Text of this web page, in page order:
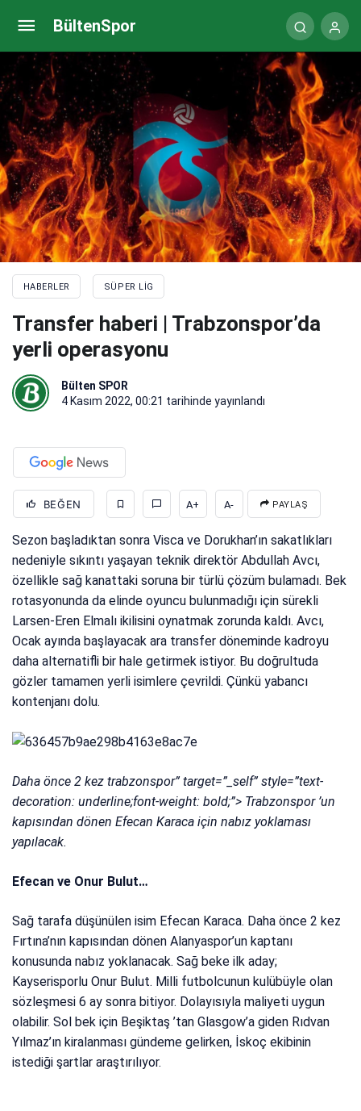
BültenSpor
HABERLER SÜPER LIG
Transfer haberi | Trabzonspor’da
yerli operasyonu
Bülten SPOR
4 Kasım 2022, 00:21 tarihinde yayınlandı
BEĞEN A+ A- PAYLAŞ
Sezon başladıktan sonra Visca ve Dorukhan’ın sakatlıkları
nedeniyle sıkıntı yaşayan teknik direktör Abdullah Avcı,
özellikle sağ kanattaki soruna bir türlü çözüm bulamadı. Bek
rotasyonunda da elinde oyuncu bulunmadığı için sürekli
Larsen-Eren Elmalı ikilisini oynatmak zorunda kaldı. Avcı,
Ocak ayında başlayacak ara transfer döneminde kadroyu
daha alternatifli bir hale getirmek istiyor. Bu doğrultuda
gözler tamamen yerli isimlere çevrildi. Çünkü yabancı
kontenjanı dolu.
Daha önce 2 kez trabzonspor” target=”_self” style=”text-
decoration: underline;font-weight: bold;”> Trabzonspor ’un
kapısından dönen Efecan Karaca için nabız yoklaması
yapılacak.
Efecan ve Onur Bulut…
Sağ tarafa düşünülen isim Efecan Karaca. Daha önce 2 kez
Fırtına’nın kapısından dönen Alanyaspor’un kaptanı
konusunda nabız yoklanacak. Sağ beke ilk aday;
Kayserisporlu Onur Bulut. Milli futbolcunun kulübüyle olan
sözleşmesi 6 ay sonra bitiyor. Dolayısıyla maliyeti uygun
olabilir. Sol bek için Beşiktaş ’tan Glasgow’a giden Rıdvan
Yılmaz’ın kiralanması gündeme gelirken, İskoç ekibinin
istediği şartlar araştırılıyor.
Mostafa Mohamed, Nantes’a hayat verdi! Mısırlı
yıldızdan şov